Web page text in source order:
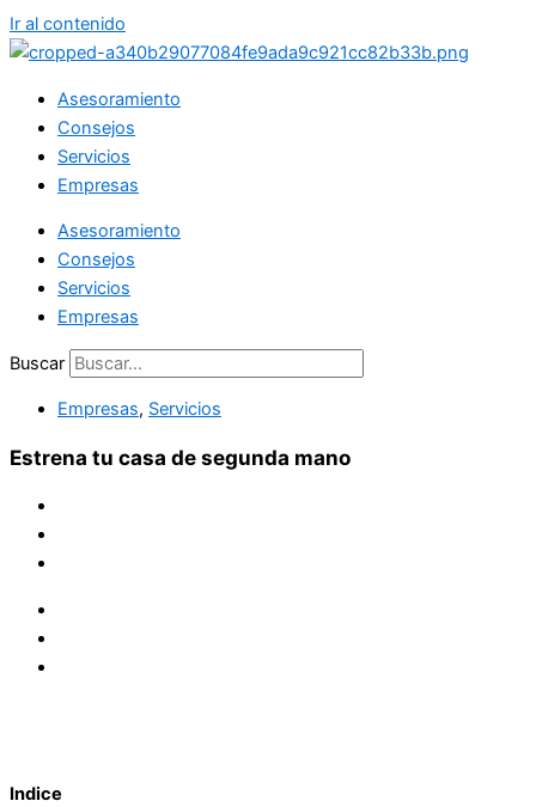
Ir al contenido
Asesoramiento
Consejos
Servicios
Empresas
Asesoramiento
Consejos
Servicios
Empresas
Buscar
Empresas, Servicios
Estrena tu casa de segunda mano
Indice